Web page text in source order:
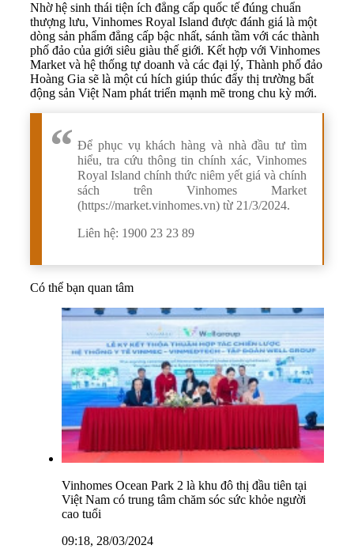
Nhờ hệ sinh thái tiện ích đẳng cấp quốc tế đúng chuẩn
thượng lưu, Vinhomes Royal Island được đánh giá là một
dòng sản phẩm đẳng cấp bậc nhất, sánh tầm với các thành
phố đảo của giới siêu giàu thế giới. Kết hợp với Vinhomes
Market và hệ thống tự doanh và các đại lý, Thành phố đảo
Hoàng Gia sẽ là một cú hích giúp thúc đẩy thị trường bất
động sản Việt Nam phát triển mạnh mẽ trong chu kỳ mới.
Để phục vụ khách hàng và nhà đầu tư tìm
hiểu, tra cứu thông tin chính xác, Vinhomes
Royal Island chính thức niêm yết giá và chính
sách trên Vinhomes Market
(https://market.vinhomes.vn) từ 21/3/2024.
Liên hệ: 1900 23 23 89
Có thể bạn quan tâm
Vinhomes Ocean Park 2 là khu đô thị đầu tiên tại
Việt Nam có trung tâm chăm sóc sức khỏe người
cao tuổi
09:18, 28/03/2024